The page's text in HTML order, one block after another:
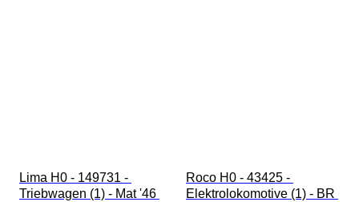
Lima H0 - 149731 -
Triebwagen (1) - Mat '46
Roco H0 - 43425 -
Elektrolokomotive (1) - BR